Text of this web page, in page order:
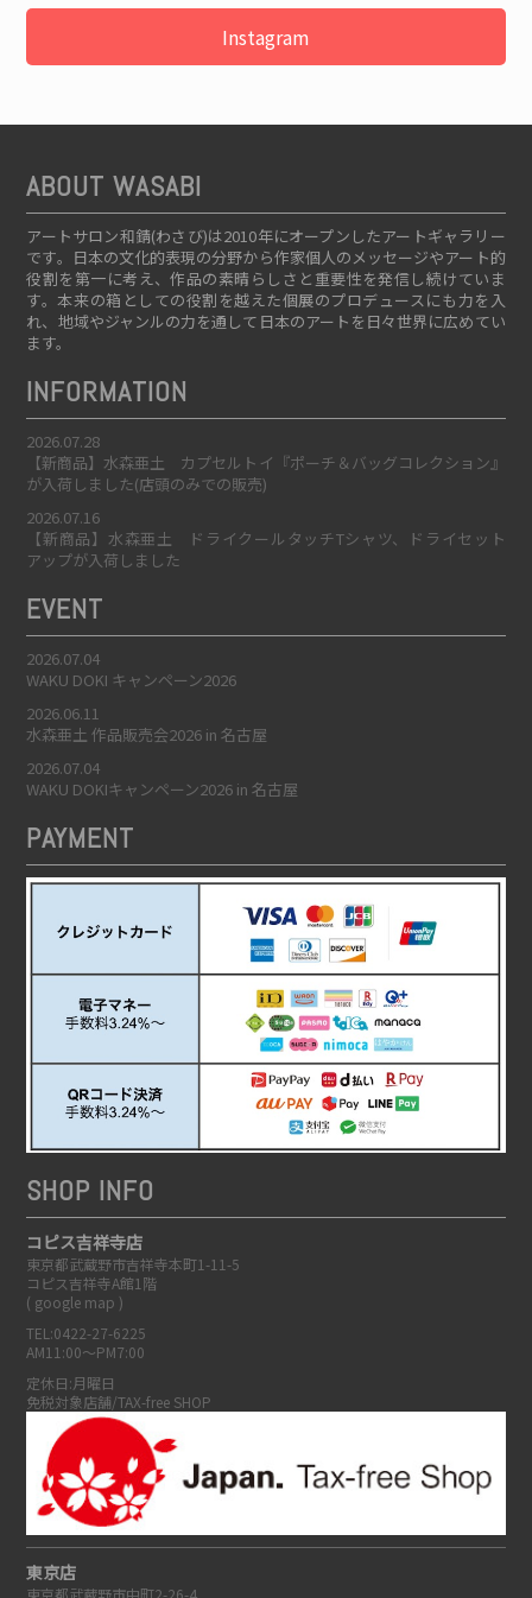
Instagram
ABOUT WASABI
アートサロン和錆(わさび)は2010年にオープンしたアートギャラリー
です。日本の文化的表現の分野から作家個人のメッセージやアート的
役割を第一に考え、作品の素晴らしさと重要性を発信し続けていま
す。本来の箱としての役割を越えた個展のプロデュースにも力を入
れ、地域やジャンルの力を通して日本のアートを日々世界に広めてい
ます。
INFORMATION
2026.07.28
【新商品】水森亜土 カプセルトイ『ポーチ＆バッグコレクション』
が入荷しました(店頭のみでの販売)
2026.07.16
【新商品】水森亜土 ドライクールタッチTシャツ、ドライセット
アップが入荷しました
EVENT
2026.07.04
WAKU DOKI キャンペーン2026
2026.06.11
水森亜土 作品販売会2026 in 名古屋
2026.07.04
WAKU DOKIキャンペーン2026 in 名古屋
PAYMENT
SHOP INFO
コピス吉祥寺店
東京都武蔵野市吉祥寺本町1-11-5
コピス吉祥寺A館1階
( google map )
TEL:0422-27-6225
AM11:00～PM7:00
定休日:月曜日
免税対象店舗/TAX-free SHOP
東京店
東京都武蔵野市中町2-26-4